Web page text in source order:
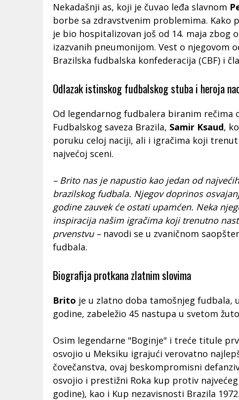
Nekadašnji as, koji je čuvao leđa slavnom
borbe sa zdravstvenim problemima. Kako
je bio hospitalizovan još od 14. maja zbog
izazvanih pneumonijom. Vest o njegovom
Brazilska fudbalska konfederacija (CBF) i
Odlazak istinskog fudbalskog stuba i heroja
Od legendarnog fudbalera biranim rečima
Fudbalskog saveza Brazila, Samir Ksaud,
poruku celoj naciji, ali i igračima koji
najvećoj sceni.
– Brito nas je napustio kao jedan od
brazilskog fudbala. Njegov doprinos
godine zauvek će ostati upamćen. Neka
inspiracija našim igračima koji trenutno
prvenstvu –navodi se u zvaničnom
fudbala.
Biografija protkana zlatnim slovima
Brito je u zlatno doba tamošnjeg fudbala,
godine, zabeležio 45 nastupa u svetom
Osim legendarne "Boginje" i treće titule
osvojio u Meksiku igrajući verovatno
čovečanstva, ovaj beskompromisni
osvojio i prestižni Roka kup protiv
godine), kao i Kup nezavisnosti Brazila